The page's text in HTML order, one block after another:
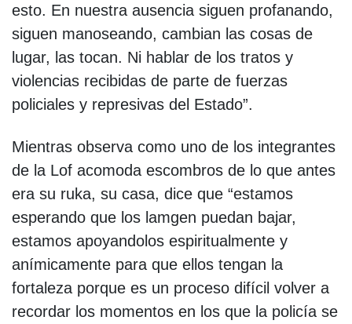
esto. En nuestra ausencia siguen profanando,
siguen manoseando, cambian las cosas de
lugar, las tocan. Ni hablar de los tratos y
violencias recibidas de parte de fuerzas
policiales y represivas del Estado”.
Mientras observa como uno de los integrantes
de la Lof acomoda escombros de lo que antes
era su ruka, su casa, dice que “estamos
esperando que los lamgen puedan bajar,
estamos apoyandolos espiritualmente y
anímicamente para que ellos tengan la
fortaleza porque es un proceso difícil volver a
recordar los momentos en los que la policía se